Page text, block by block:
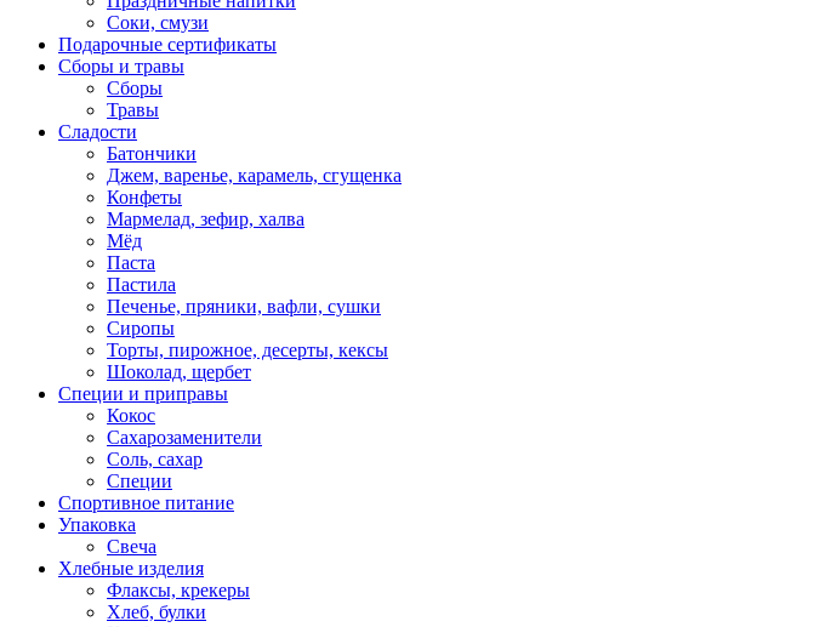
Соки, смузи
Подарочные сертификаты
Сборы и травы
Сборы
Травы
Сладости
Батончики
Джем, варенье, карамель, сгущенка
Конфеты
Мармелад, зефир, халва
Мёд
Паста
Пастила
Печенье, пряники, вафли, сушки
Сиропы
Торты, пирожное, десерты, кексы
Шоколад, щербет
Специи и приправы
Кокос
Сахарозаменители
Соль, сахар
Специи
Спортивное питание
Упаковка
Свеча
Хлебные изделия
Флаксы, крекеры
Хлеб, булки